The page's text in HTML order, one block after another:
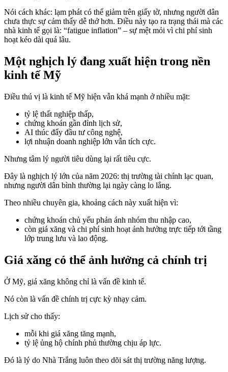
Nói cách khác: lạm phát có thể giảm trên giấy tờ, nhưng người dân
chưa thực sự cảm thấy dễ thở hơn. Điều này tạo ra trạng thái mà các
nhà kinh tế gọi là: “fatigue inflation” – sự mệt mỏi vì chi phí sinh
hoạt kéo dài quá lâu.
Một nghịch lý đang xuất hiện trong nền
kinh tế Mỹ
Điều thú vị là kinh tế Mỹ hiện vẫn khá mạnh ở nhiều mặt:
tỷ lệ thất nghiệp thấp,
chứng khoán gần đỉnh lịch sử,
AI thúc đẩy đầu tư công nghệ,
lợi nhuận doanh nghiệp lớn vẫn tích cực.
Nhưng tâm lý người tiêu dùng lại rất tiêu cực.
Đây là nghịch lý lớn của năm 2026: thị trường tài chính lạc quan,
nhưng người dân bình thường lại ngày càng lo lắng.
Theo nhiều chuyên gia, khoảng cách này xuất hiện vì:
chứng khoán chủ yếu phản ánh nhóm thu nhập cao,
còn giá xăng và chi phí sinh hoạt ảnh hưởng trực tiếp tới tầng
lớp trung lưu và lao động.
Giá xăng có thể ảnh hưởng cả chính trị
Ở Mỹ, giá xăng không chỉ là vấn đề kinh tế.
Nó còn là vấn đề chính trị cực kỳ nhạy cảm.
Lịch sử cho thấy:
mỗi khi giá xăng tăng mạnh,
tỷ lệ ủng hộ chính phủ thường chịu áp lực.
Đó là lý do Nhà Trắng luôn theo dõi sát thị trường năng lượng.